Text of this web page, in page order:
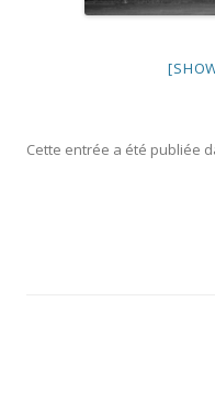
Cette entrée a été publiée